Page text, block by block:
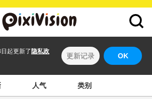
起更新了 隐私政
更新记录 OK
人气 类别